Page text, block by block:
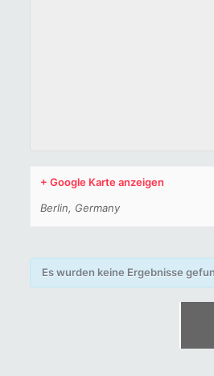
+ Google Karte anzeigen
Berlin, Germany
Es wurden keine Ergebnisse